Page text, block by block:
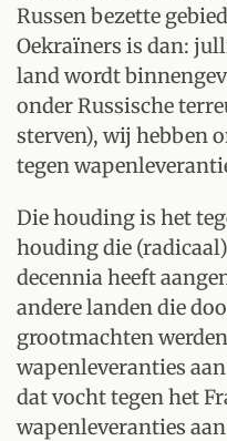
Russen bezette
Oekraïners is dan:
land wordt
onder Russische
sterven), wij hebben
tegen
Die houding is het
houding die
decennia heeft
andere landen die
grootmachten
wapenleveranties
dat vocht tegen het
wapenleveranties